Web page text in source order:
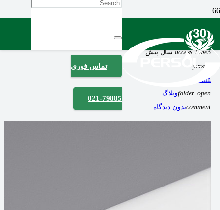
تماس فوری
021-79885
ایران
access_time3 سال پیش
person
admiin
folder_openوبلاگ
commentبدون دیدگاه